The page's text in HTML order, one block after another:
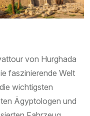
von Hurghada
faszinierende Welt
wichtigsten
Ägyptologen und